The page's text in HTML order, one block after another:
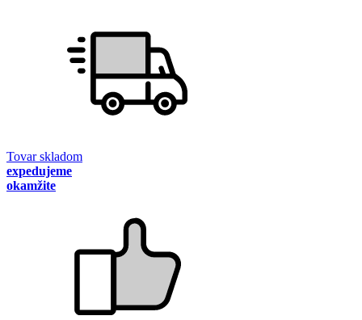
Tovar skladom
expedujeme
okamžite